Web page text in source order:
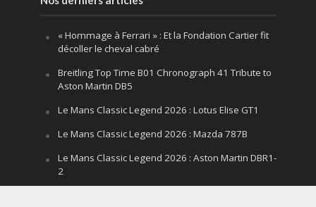
« Hommage à Ferrari » : Et la Fondation Cartier fit
décoller le cheval cabré
Breitling Top Time B01 Chronograph 41 Tribute to
Aston Martin DB5
Le Mans Classic Legend 2026 : Lotus Elise GT1
Le Mans Classic Legend 2026 : Mazda 787B
Le Mans Classic Legend 2026 : Aston Martin DBR1-
2